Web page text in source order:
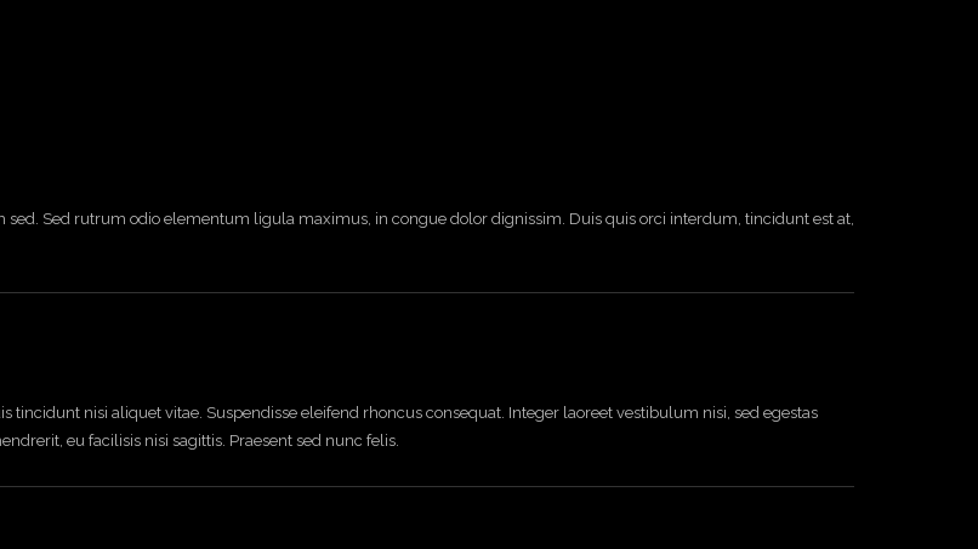
Sed rutrum odio elementum ligula maximus, in congue dolor dignissim. Duis quis orci interdum, tincidunt est at,
tincidunt nisi aliquet vitae. Suspendisse eleifend rhoncus consequat. Integer laoreet vestibulum nisi, sed egestas
eu facilisis nisi sagittis. Praesent sed nunc felis.